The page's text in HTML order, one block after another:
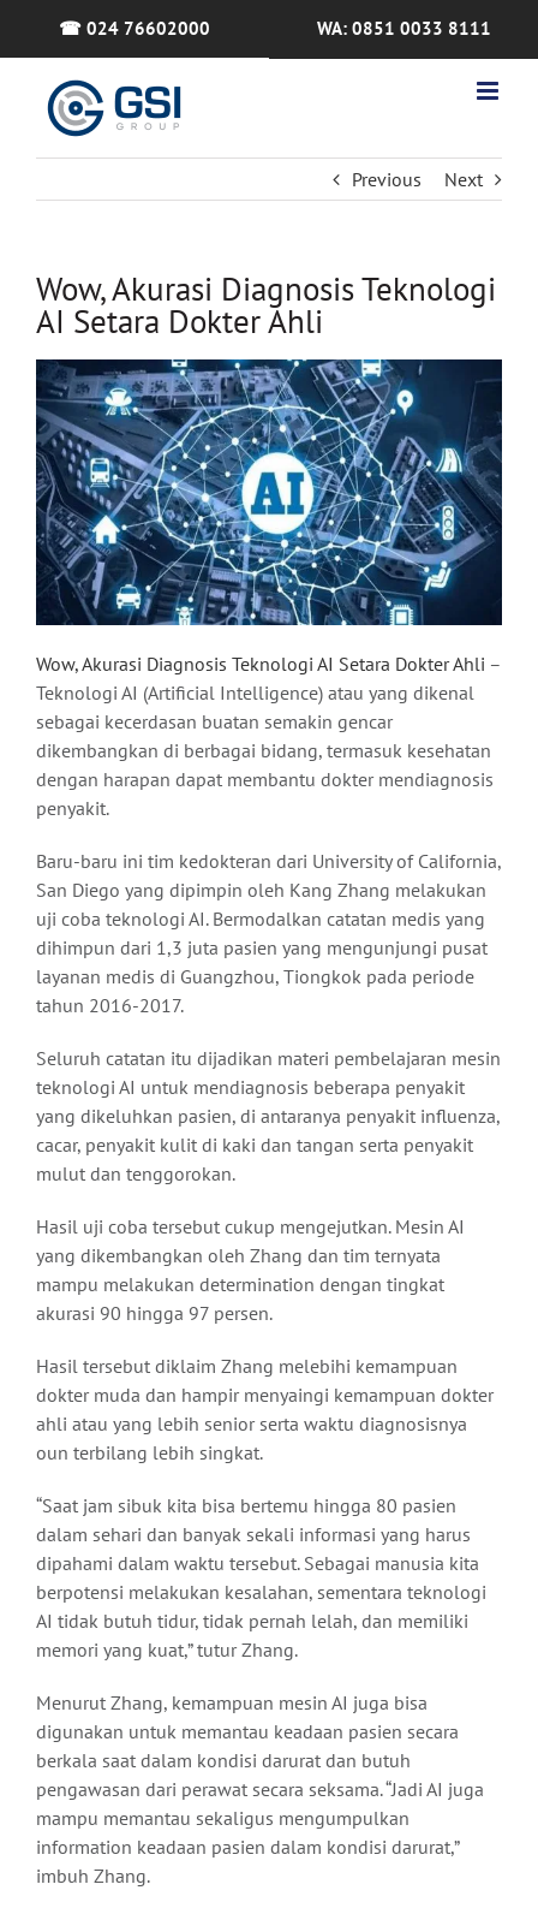
☎ 024 76602000 WA: 0851 0033 8111
Previous Next
Wow, Akurasi Diagnosis Teknologi
AI Setara Dokter Ahli
Wow, Akurasi Diagnosis Teknologi AI Setara Dokter Ahli –
Teknologi AI (Artificial Intelligence) atau yang dikenal
sebagai kecerdasan buatan semakin gencar
dikembangkan di berbagai bidang, termasuk kesehatan
dengan harapan dapat membantu dokter mendiagnosis
penyakit.
Baru-baru ini tim kedokteran dari University of California,
San Diego yang dipimpin oleh Kang Zhang melakukan
uji coba teknologi AI. Bermodalkan catatan medis yang
dihimpun dari 1,3 juta pasien yang mengunjungi pusat
layanan medis di Guangzhou, Tiongkok pada periode
tahun 2016-2017.
Seluruh catatan itu dijadikan materi pembelajaran mesin
teknologi AI untuk mendiagnosis beberapa penyakit
yang dikeluhkan pasien, di antaranya penyakit influenza,
cacar, penyakit kulit di kaki dan tangan serta penyakit
mulut dan tenggorokan.
Hasil uji coba tersebut cukup mengejutkan. Mesin AI
yang dikembangkan oleh Zhang dan tim ternyata
mampu melakukan determination dengan tingkat
akurasi 90 hingga 97 persen.
Hasil tersebut diklaim Zhang melebihi kemampuan
dokter muda dan hampir menyaingi kemampuan dokter
ahli atau yang lebih senior serta waktu diagnosisnya
oun terbilang lebih singkat.
“Saat jam sibuk kita bisa bertemu hingga 80 pasien
dalam sehari dan banyak sekali informasi yang harus
dipahami dalam waktu tersebut. Sebagai manusia kita
berpotensi melakukan kesalahan, sementara teknologi
AI tidak butuh tidur, tidak pernah lelah, dan memiliki
memori yang kuat,” tutur Zhang.
Menurut Zhang, kemampuan mesin AI juga bisa
digunakan untuk memantau keadaan pasien secara
berkala saat dalam kondisi darurat dan butuh
pengawasan dari perawat secara seksama. “Jadi AI juga
mampu memantau sekaligus mengumpulkan
information keadaan pasien dalam kondisi darurat,”
imbuh Zhang.